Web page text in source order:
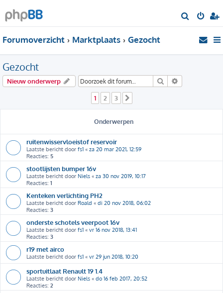
o
Forumoverzicht Marktplaats Gezocht
Gezocht
Nieuw onderwerp Zoek
1 2 3
Onderwerpen
ruitenwisservloeistof reservoir
Laatste bericht door fs1 « za 20 mar 2021, 12:59
Reacties: 5
stootlijsten bumper 16v
Laatste bericht door Niels « za 30 nov 2019, 10:17
Reacties: 1
Kenteken verlichting PH2
Laatste bericht door Roald « di 20 nov 2018, 06:02
Reacties: 3
onderste schotels veerpoot 16v
Laatste bericht door fs1 « vr 16 nov 2018, 13:41
Reacties: 3
r19 met airco
Laatste bericht door fs1 « vr 29 jun 2018, 10:20
sportuitlaat Renault 19 1.4
Laatste bericht door Niels « do 16 feb 2017, 20:52
Reacties: 2